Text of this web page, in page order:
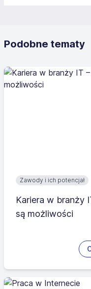
Podobne tematy
Zawody i ich potencjał
Kariera w branży
są możliwości